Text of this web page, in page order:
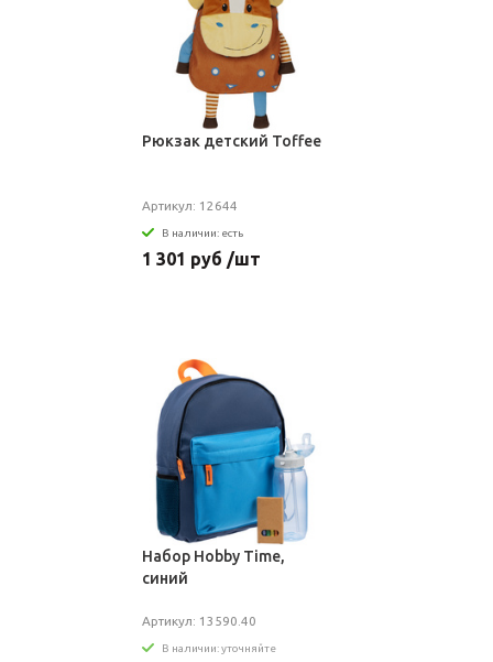
Рюкзак детский Toffee
Артикул: 12644
В наличии: есть
1 301 руб /шт
Набор Hobby Time,
синий
Артикул: 13590.40
В наличии: уточняйте